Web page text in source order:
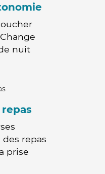
nuit
repas
prise